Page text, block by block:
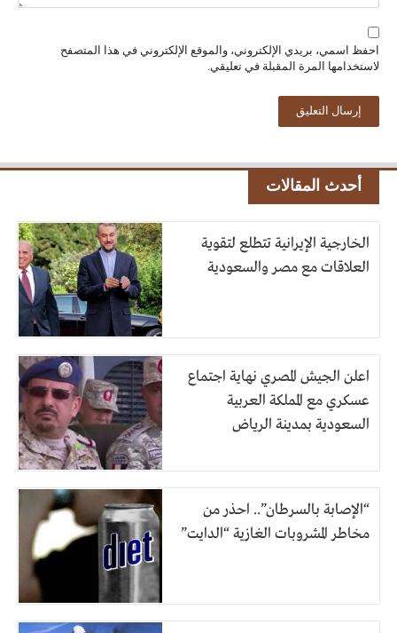
احفظ اسمي، بريدي الإلكتروني، والموقع الإلكتروني في هذا المتصفح
لاستخدامها المرة المقبلة في تعليقي.
أحدث المقالات
الخارجية الإيرانية تتطلع لتقوية
العلاقات مع مصر والسعودية
اعلن الجيش المصري نهاية اجتماع
عسكري مع المملكة العربية
السعودية بمدينة الرياض
“الإصابة بالسرطان”.. احذر من
مخاطر المشروبات الغازية “الدايت”